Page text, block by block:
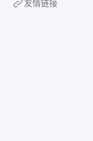
友情链接